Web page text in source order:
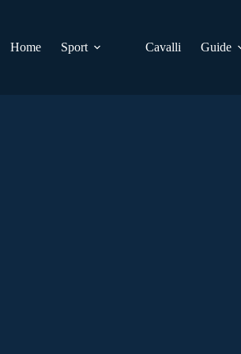
Home
Sport Cavalli Guide